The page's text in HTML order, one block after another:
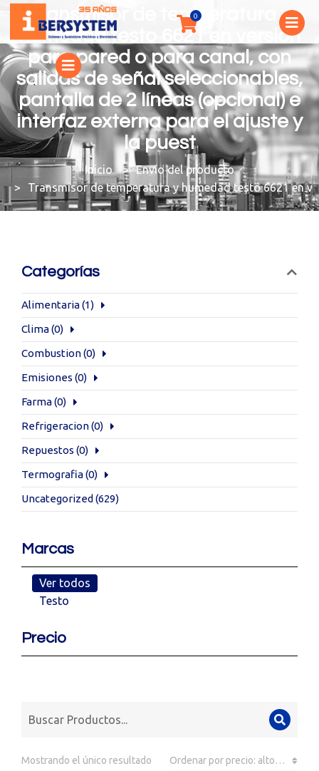
Transmisor de temperatura y
humedad testo 6621 en versión
para pared o para canal, con
salidas de señal seleccionables,
pantalla de 2 líneas (opcional) e
interfaz externa para el ajuste y
la puest
You are here:
Envío del producto
Transmisor de temperatura y humedad testo 6621 en
Categorías
Alimentaria(1)
Clima(0)
Combustion(0)
Emisiones (0)
Farma(0)
Refrigeracion(0)
Repuestos (0)
Termografia(0)
Uncategorized (629)
Marcas
Ver todos
Testo
Precio
Mostrando el único resultado